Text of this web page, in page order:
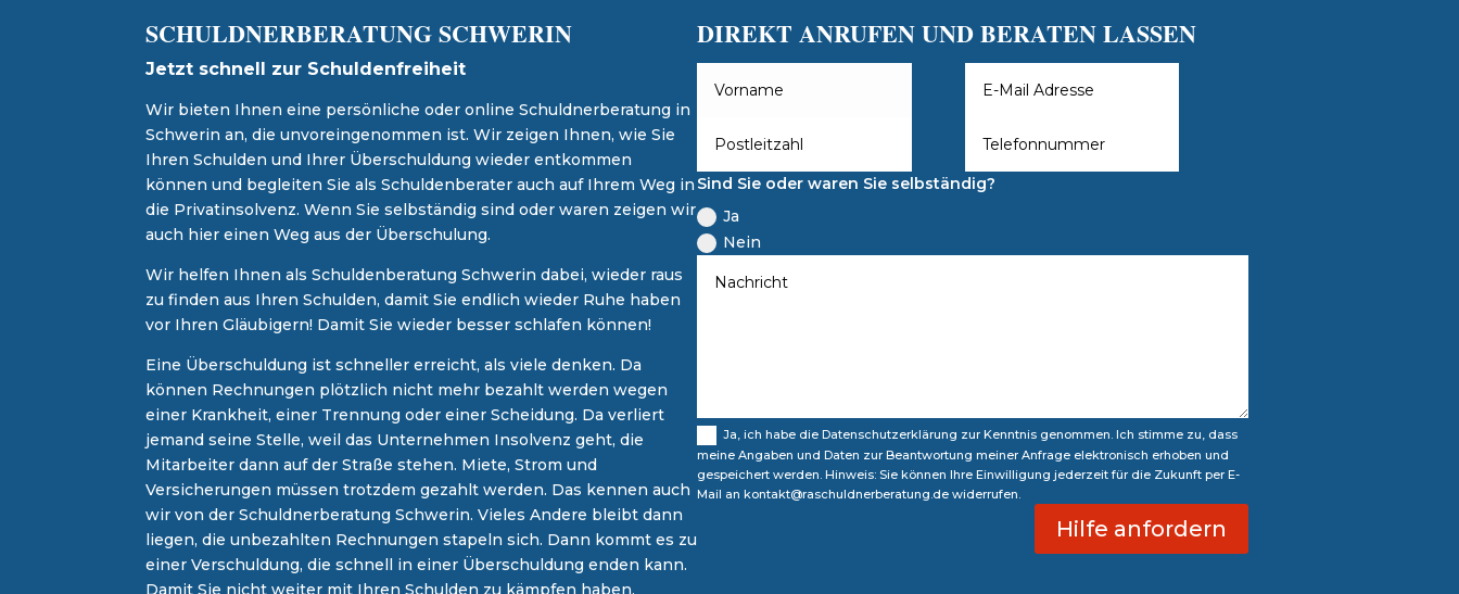
SCHULDNERBERATUNG SCHWERIN
​Jetzt schnell zur Schuldenfreiheit
Wir bieten Ihnen eine persönliche oder online Schuldnerberatung in
Schwerin an, die unvoreingenommen ist. Wir zeigen Ihnen, wie Sie
Ihren Schulden und Ihrer Überschuldung wieder entkommen
können und begleiten Sie als Schuldenberater auch auf Ihrem Weg in
die Privatinsolvenz. Wenn Sie selbständig sind oder waren zeigen wir
auch hier einen Weg aus der Überschulung.
Wir helfen Ihnen als Schuldenberatung Schwerin dabei, wieder raus
zu finden aus Ihren Schulden, damit Sie endlich wieder Ruhe haben
vor Ihren Gläubigern! Damit Sie wieder besser schlafen können!
Eine Überschuldung ist schneller erreicht, als viele denken. Da
können Rechnungen plötzlich nicht mehr bezahlt werden wegen
einer Krankheit, einer Trennung oder einer Scheidung. Da verliert
jemand seine Stelle, weil das Unternehmen Insolvenz geht, die
Mitarbeiter dann auf der Straße stehen. Miete, Strom und
Versicherungen müssen trotzdem gezahlt werden. Das kennen auch
wir von der Schuldnerberatung Schwerin. Vieles Andere bleibt dann
liegen, die unbezahlten Rechnungen stapeln sich. Dann kommt es zu
einer Verschuldung, die schnell in einer Überschuldung enden kann.
Damit Sie nicht weiter mit Ihren Schulden zu kämpfen haben,
DIREKT ANRUFEN UND BERATEN LASSEN
Sind Sie oder waren Sie selbständig?
Ja
Nein
Ja, ich habe die Datenschutzerklärung zur Kenntnis genommen. Ich stimme zu, dass
meine Angaben und Daten zur Beantwortung meiner Anfrage elektronisch erhoben und
gespeichert werden. Hinweis: Sie können Ihre Einwilligung jederzeit für die Zukunft per E-
Mail an kontakt@raschuldnerberatung.de widerrufen.
Hilfe anfordern